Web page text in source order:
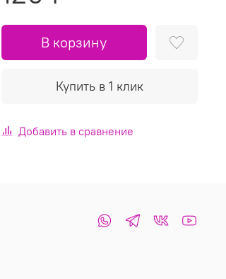
В корзину
Купить в 1 клик
Добавить в сравнение